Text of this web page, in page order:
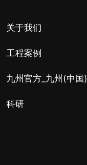
关于我们
工程案例
九州官方_九州(中国)
科研